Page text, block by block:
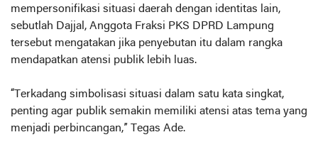
mempersonifikasi situasi daerah dengan identitas lain,
sebutlah Dajjal, Anggota Fraksi PKS DPRD Lampung
tersebut mengatakan jika penyebutan itu dalam rangka
mendapatkan atensi publik lebih luas.
“Terkadang simbolisasi situasi dalam satu kata singkat,
penting agar publik semakin memiliki atensi atas tema yang
menjadi perbincangan,” Tegas Ade.